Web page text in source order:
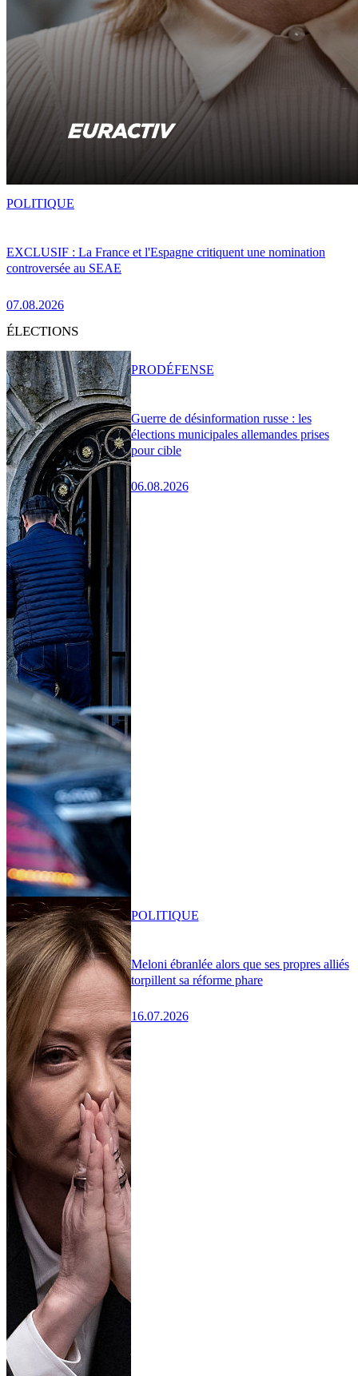
EXCLUSIF : La France et l'Espagne critiquent une nomination
controversée au SEAE
07.08.2026
POLITIQUE
ÉLECTIONS
Guerre de désinformation russe : les
élections municipales allemandes prises
pour cible
06.08.2026
PRODÉFENSE
Meloni ébranlée alors que ses propres alliés
torpillent sa réforme phare
16.07.2026
POLITIQUE